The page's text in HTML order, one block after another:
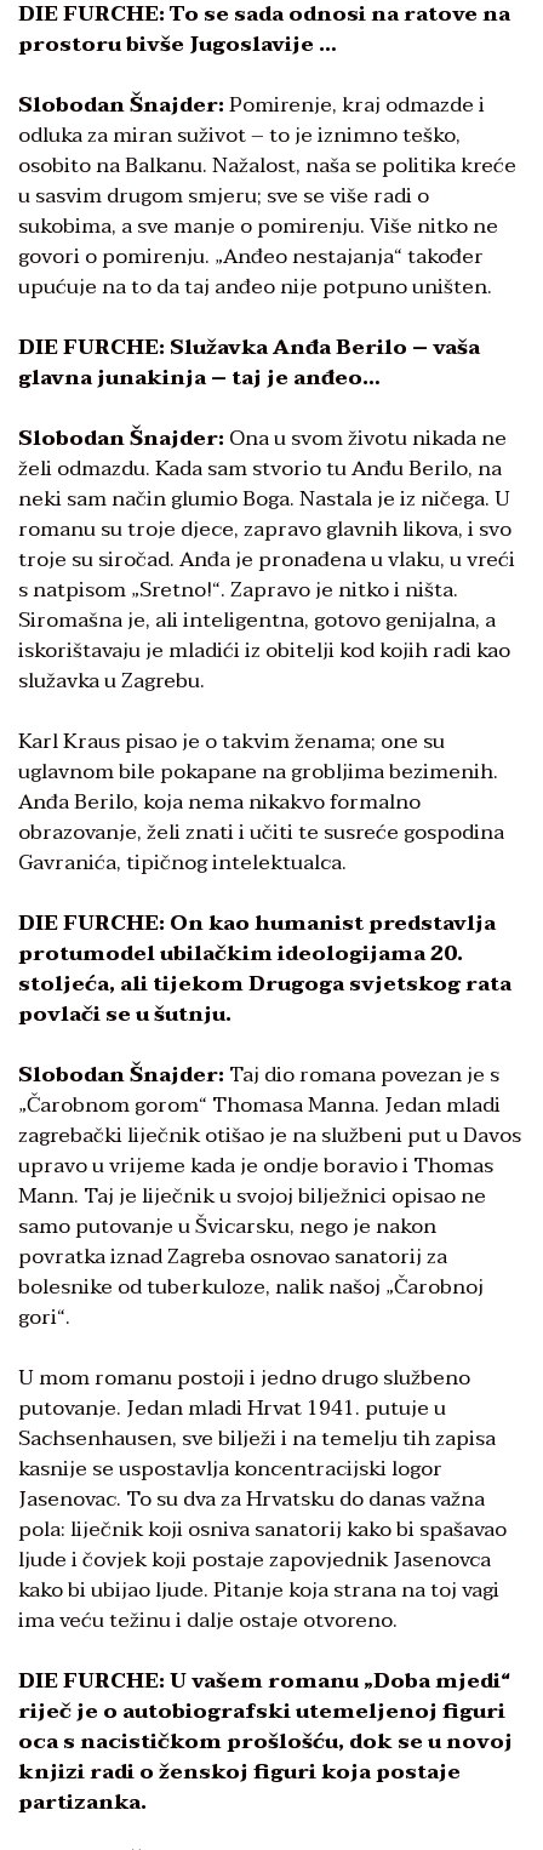
DIE FURCHE: To se sada odnosi na ratove na
prostoru bivše Jugoslavije …
Slobodan Šnajder:Pomirenje, kraj odmazde i
odluka za miran suživot – to je iznimno teško,
osobito na Balkanu. Nažalost, naša se politika kreće
u sasvim drugom smjeru; sve se više radi o
sukobima, a sve manje o pomirenju. Više nitko ne
govori o pomirenju. „Anđeo nestajanja“ također
upućuje na to da taj anđeo nije potpuno uništen.
DIE FURCHE: Služavka Anđa Berilo – vaša
glavna junakinja – taj je anđeo…
Slobodan Šnajder: Ona u svom životu nikada ne
želi odmazdu. Kada sam stvorio tu Anđu Berilo, na
neki sam način glumio Boga. Nastala je iz ničega. U
romanu su troje djece, zapravo glavnih likova, i svo
troje su siročad. Anđa je pronađena u vlaku, u vreći
s natpisom „Sretno!“. Zapravo je nitko i ništa.
Siromašna je, ali inteligentna, gotovo genijalna, a
iskorištavaju je mladići iz obitelji kod kojih radi kao
služavka u Zagrebu.
Karl Kraus pisao je o takvim ženama; one su
uglavnom bile pokapane na grobljima bezimenih.
Anđa Berilo, koja nema nikakvo formalno
obrazovanje, želi znati i učiti te susreće gospodina
Gavranića, tipičnog intelektualca.
DIE FURCHE: On kao humanist predstavlja
protumodel ubilačkim ideologijama 20.
stoljeća, ali tijekom Drugoga svjetskog rata
povlači se u šutnju.
Slobodan Šnajder: Taj dio romana povezan je s
„Čarobnom gorom“ Thomasa Manna. Jedan mladi
zagrebački liječnik otišao je na službeni put u Davos
upravo u vrijeme kada je ondje boravio i Thomas
Mann. Taj je liječnik u svojoj bilježnici opisao ne
samo putovanje u Švicarsku, nego je nakon
povratka iznad Zagreba osnovao sanatorij za
bolesnike od tuberkuloze, nalik našoj „Čarobnoj
gori“.
U mom romanu postoji i jedno drugo službeno
putovanje. Jedan mladi Hrvat 1941. putuje u
Sachsenhausen, sve bilježi i na temelju tih zapisa
kasnije se uspostavlja koncentracijski logor
Jasenovac. To su dva za Hrvatsku do danas važna
pola: liječnik koji osniva sanatorij kako bi spašavao
ljude i čovjek koji postaje zapovjednik Jasenovca
kako bi ubijao ljude. Pitanje koja strana na toj vagi
ima veću težinu i dalje ostaje otvoreno.
DIE FURCHE: U vašem romanu „Doba mjedi“
riječ je o autobiografski utemeljenoj figuri
oca s nacističkom prošlošću, dok se u novoj
knjizi radi o ženskoj figuri koja postaje
partizanka.